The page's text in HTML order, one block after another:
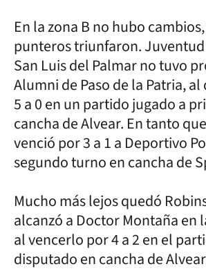
En la zona B no hubo
punteros triunfaron.
San Luis del Palmar no tuvo
Alumni de Paso de la Patria,
5 a 0 en un partido jugado a
cancha de Alvear. En tanto
venció por 3 a 1 a Deportivo
segundo turno en cancha de
Mucho más lejos quedó
alcanzó a Doctor Montaña en
al vencerlo por 4 a 2 en el
disputado en cancha de